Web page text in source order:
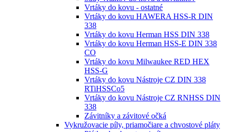
Vrtáky do kovu - ostatné
Vrtáky do kovu HAWERA HSS-R DIN
338
Vrtáky do kovu Herman HSS DIN 338
Vrtáky do kovu Herman HSS-E DIN 338
CO
Vrtáky do kovu Milwaukee RED HEX
HSS-G
Vrtáky do kovu Nástroje CZ DIN 338
RTiHSSCo5
Vrtáky do kovu Nástroje CZ RNHSS DIN
338
Závitníky a závitové očká
Vykružovacie píly, priamočiare a chvostové pláty